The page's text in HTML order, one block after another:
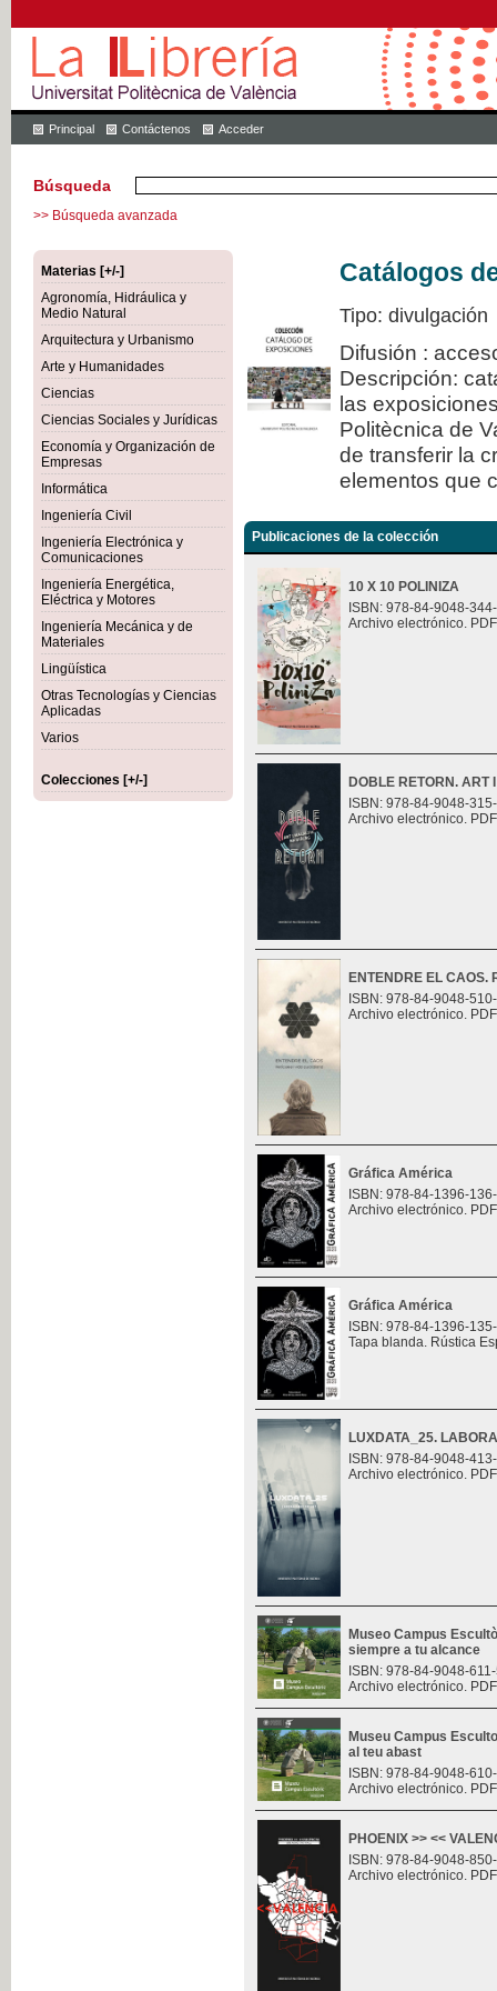
Principal Contáctenos Acceder
Búsqueda
>> Búsqueda avanzada
Materias [+/-]
Agronomía, Hidráulica y
Medio Natural
Arquitectura y Urbanismo
Arte y Humanidades
Ciencias
Ciencias Sociales y Jurídicas
Economía y Organización de
Empresas
Informática
Ingeniería Civil
Ingeniería Electrónica y
Comunicaciones
Ingeniería Energética,
Eléctrica y Motores
Ingeniería Mecánica y de
Materiales
Lingüística
Otras Tecnologías y Ciencias
Aplicadas
Varios
Colecciones [+/-]
Catálogos
Tipo: divulgación
Difusión :
Descripción:
las
Politècnica de
de transferir la
elementos que
Publicaciones de la colección
10 X 10 POLINIZA
ISBN: 978-84-9048-
Archivo electrónico.
DOBLE RETORN. ART
ISBN: 978-84-9048-
Archivo electrónico.
ENTENDRE EL
ISBN: 978-84-9048-
Archivo electrónico.
Gráfica América
ISBN: 978-84-1396-
Archivo electrónico.
Gráfica América
ISBN: 978-84-1396-
Tapa blanda. Rústica
LUXDATA_25.
ISBN: 978-84-9048-
Archivo electrónico.
Museo Campus
siempre a tu alcance
ISBN: 978-84-9048-
Archivo electrónico.
Museu Campus
al teu abast
ISBN: 978-84-9048-
Archivo electrónico.
PHOENIX >> <<
ISBN: 978-84-9048-
Archivo electrónico.